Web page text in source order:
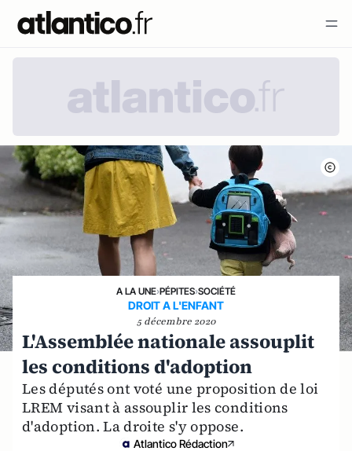
A LA UNE›PÉPITES›SOCIÉTÉ
DROIT A L'ENFANT
5 décembre 2020
L'Assemblée nationale assouplit
les conditions d'adoption
Les députés ont voté une proposition de loi
LREM visant à assouplir les conditions
d'adoption. La droite s'y oppose.
Atlantico Rédaction